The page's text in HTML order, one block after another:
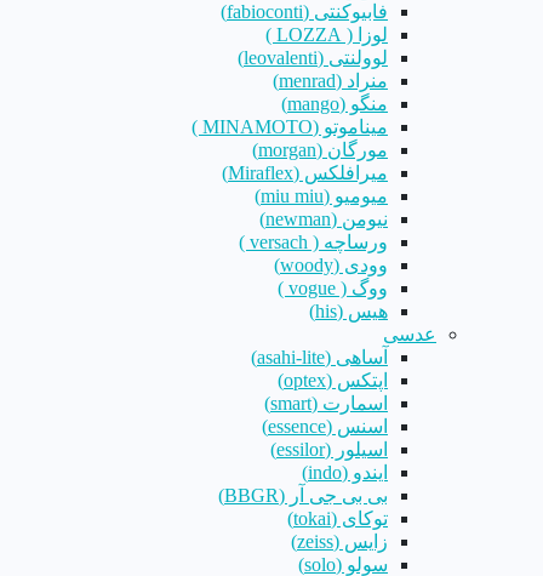
فابیوکنتی (fabioconti)
لوزا ( LOZZA )
لوولنتی (leovalenti)
منراد (menrad)
منگو (mango)
میناموتو (MINAMOTO )
مورگان (morgan)
میرافلکس (Miraflex)
میومیو (miu miu)
نیومن (newman)
ورساچه ( versach )
وودی (woody)
ووگ ( vogue )
هیس (his)
عدسی
آساهی (asahi-lite)
اپتکس (optex)
اسمارت (smart)
اسنس (essence)
اسیلور (essilor)
ایندو (indo)
بی بی جی آر (BBGR)
توکای (tokai)
زایس (zeiss)
سولو (solo)